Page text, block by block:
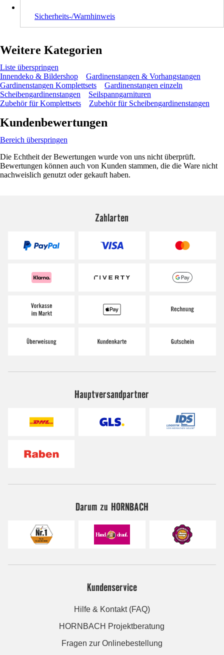
Sicherheits-/Warnhinweis
Weitere Kategorien
Liste überspringen
Innendeko & Bildershop
Gardinenstangen & Vorhangstangen
Gardinenstangen Komplettsets
Gardinenstangen einzeln
Scheibengardinenstangen
Seilspanngarnituren
Zubehör für Komplettsets
Zubehör für Scheibengardinenstangen
Kundenbewertungen
Bereich überspringen
Die Echtheit der Bewertungen wurde von uns nicht überprüft.
Bewertungen können auch von Kunden stammen, die die Ware nicht
nachweislich genutzt oder gekauft haben.
Zahlarten
Hauptversandpartner
Darum zu HORNBACH
Kundenservice
Hilfe & Kontakt (FAQ)
HORNBACH Projektberatung
Fragen zur Onlinebestellung